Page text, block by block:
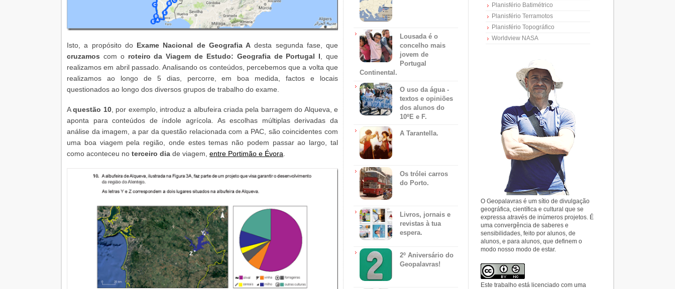
Isto, a propósito do Exame Nacional de Geografia A desta segunda fase, que
cruzamos com o roteiro da Viagem de Estudo: Geografia de Portugal I , que
realizamos em abril passado. Analisando os conteúdos, percebemos que a volta que
realizamos ao longo de 5 dias, percorre, em boa medida, factos e locais
questionados ao longo dos diversos grupos de trabalho do exame.
Aquestão 10, por exemplo, introduz a albufeira criada pela barragem do Alqueva, e
aponta para conteúdos de índole agrícola. As escolhas múltiplas derivadas da
análise da imagem, a par da questão relacionada com a PAC, são coincidentes com
uma boa viagem pela região, onde estes temas não podem passar ao largo, tal
como aconteceu no terceiro dia de viagem, entre Portimão e Évora
Lousada é o
concelho mais
jovem de
Portugal
Continental.
O uso da água -
textos e opiniões
dos alunos do
10ºE e F.
A Tarantella.
Os trólei carros
do Porto.
Livros, jornais e
revistas à tua
espera.
2º Aniversário do
Geopalavras!
Planisfério Batimétrico
Planisfério Terramotos
Planisfério Topográfico
Worldview NASA
O Geopalavras é um sítio de divulgação
geográfica, científica e cultural que se
expressa através de inúmeros projetos. É
uma convergência de saberes e
sensibilidades, feito por alunos, de
alunos, e para alunos, que definem o
modo nosso modo de estar.
Este trabalho está licenciado com uma